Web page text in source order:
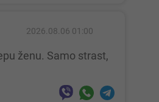
2026.08.06 01:00